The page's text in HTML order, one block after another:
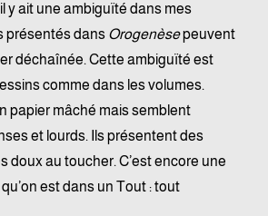
y ait une ambiguïté dans mes
présentés dans Orogenèsepeuvent
déchaînée. Cette ambiguïté est
comme dans les volumes.
papier mâché mais semblent
et lourds. Ils présentent des
doux au toucher. C’est encore une
est dans un Tout : tout